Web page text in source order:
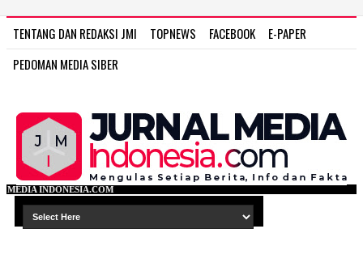
TENTANG DAN REDAKSI JMI TOPNEWS FACEBOOK
E-PAPER
PEDOMAN MEDIA SIBER